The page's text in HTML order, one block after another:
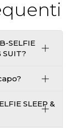
SELFIE
SUIT?
SLEEP &